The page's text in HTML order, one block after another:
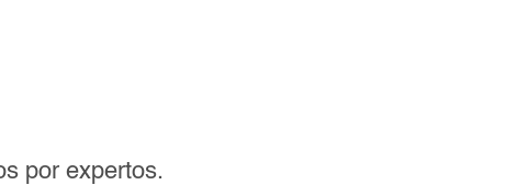
por expertos.